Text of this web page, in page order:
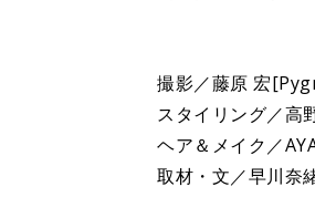
撮影／藤原 宏
スタイリング／高
ヘア＆メイク／
取材・文／早川奈